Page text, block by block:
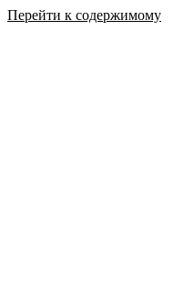
Перейти к содержимому